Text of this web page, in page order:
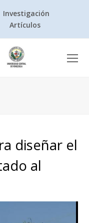
Investigación
Artículos
diseñar el
al